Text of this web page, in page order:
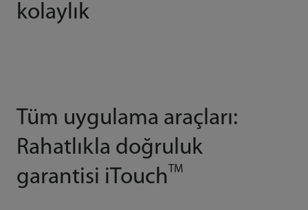
kolaylık
Tüm uygulama araçları:
Rahatlıkla doğruluk
garantisi iTouchTM